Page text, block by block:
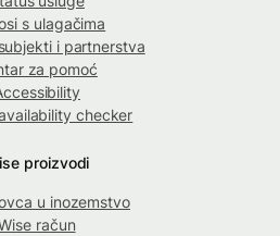
s ulagačima
i partnerstva
za pomoć
checker
proizvodi
u inozemstvo
račun